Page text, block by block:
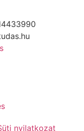
nyilatkozat